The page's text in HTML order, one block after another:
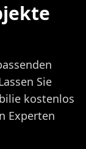
Sie
kostenlos
Experten